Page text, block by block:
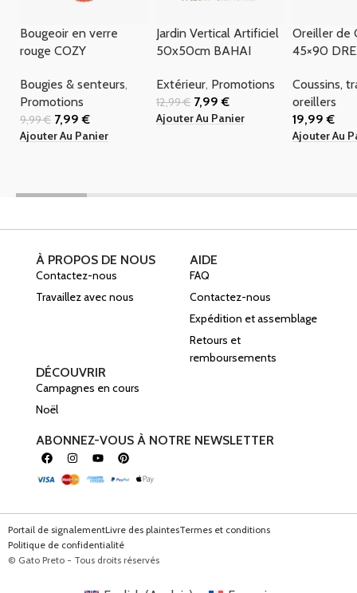
Bougeoir en verre
rouge COZY
Bougies & senteurs,
Promotions
9,99€ 7,99€
Ajouter Au Panier
Jardin Vertical Artificiel
50x50cm BAHAI
Extérieur, Promotions
12,99€ 7,99€
Ajouter Au Panier
Oreiller de
45×90
Coussins,
oreillers
19,99€
Ajouter Au
À PROPOS DE NOUS
Contactez-nous
Travaillez avec nous
AIDE
FAQ
Contactez-nous
Expédition et assemblage
Retours et
remboursements
DÉCOUVRIR
Campagnes en cours
Noël
ABONNEZ-VOUS À NOTRE NEWSLETTER
Portail de signalementLivre des plaintesTermes et conditions
Politique de confidentialité
© Gato Preto - Tous droits réservés